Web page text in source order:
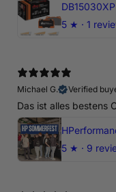
5 ★ · 1
Michael G.
Verified
Das ist alles bestens
5 ★ · 9